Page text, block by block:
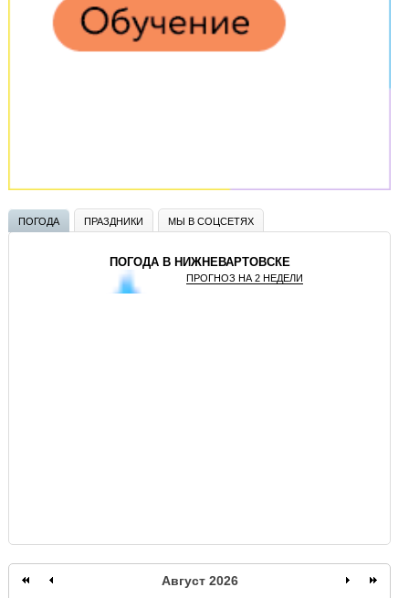
ПОГОДА ПРАЗДНИКИ МЫ В СОЦСЕТЯХ
ПОГОДА В НИЖНЕВАРТОВСКЕ
ПРОГНОЗ НА 2 НЕДЕЛИ
Август 2026